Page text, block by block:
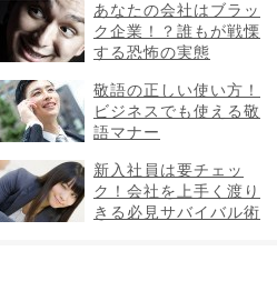
あなたの会社はブラッ
ク企業！？誰もが戦慄
する恐怖の実態
敬語の正しい使い方！
ビジネスでも使える敬
語マナー
新入社員は要チェッ
ク！会社を上手く渡り
きる必見サバイバル術